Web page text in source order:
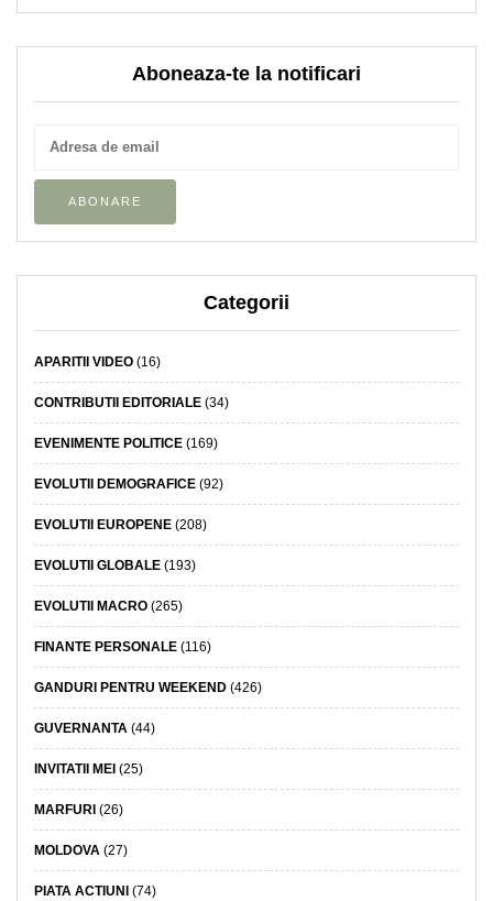
Aboneaza-te la notificari
Categorii
APARITII VIDEO (16)
CONTRIBUTII EDITORIALE (34)
EVENIMENTE POLITICE (169)
EVOLUTII DEMOGRAFICE (92)
EVOLUTII EUROPENE (208)
EVOLUTII GLOBALE (193)
EVOLUTII MACRO (265)
FINANTE PERSONALE (116)
GANDURI PENTRU WEEKEND (426)
GUVERNANTA (44)
INVITATII MEI (25)
MARFURI (26)
MOLDOVA (27)
PIATA ACTIUNI (74)